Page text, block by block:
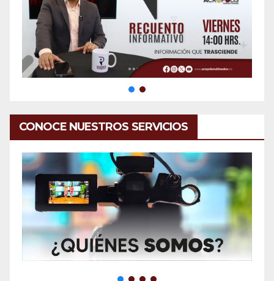
CONOCE NUESTROS SERVICIOS